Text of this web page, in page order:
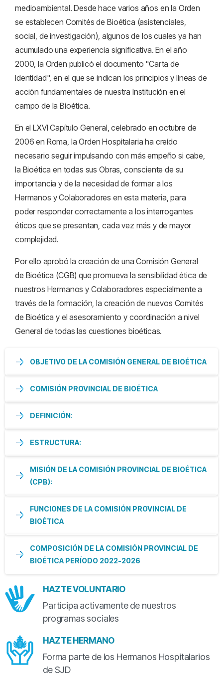
medioambiental. Desde hace varios años en la Orden
se establecen Comités de Bioética (asistenciales,
social, de investigación), algunos de los cuales ya han
acumulado una experiencia significativa. En el año
2000, la Orden publicó el documento "Carta de
Identidad", en el que se indican los principios y líneas de
acción fundamentales de nuestra Institución en el
campo de la Bioética.
En el LXVI Capítulo General, celebrado en octubre de
2006 en Roma, la Orden Hospitalaria ha creído
necesario seguir impulsando con más empeño si cabe,
la Bioética en todas sus Obras, consciente de su
importancia y de la necesidad de formar a los
Hermanos y Colaboradores en esta materia, para
poder responder correctamente a los interrogantes
éticos que se presentan, cada vez más y de mayor
complejidad.
Por ello aprobó la creación de una Comisión General
de Bioética (CGB) que promueva la sensibilidad ética de
nuestros Hermanos y Colaboradores especialmente a
través de la formación, la creación de nuevos Comités
de Bioética y el asesoramiento y coordinación a nivel
General de todas las cuestiones bioéticas.
OBJETIVO DE LA COMISIÓN GENERAL DE BIOÉTICA
COMISIÓN PROVINCIAL DE BIOÉTICA
DEFINICIÓN:
ESTRUCTURA:
MISIÓN DE LA COMISIÓN PROVINCIAL DE BIOÉTICA
(CPB):
FUNCIONES DE LA COMISIÓN PROVINCIAL DE
BIOÉTICA
COMPOSICIÓN DE LA COMISIÓN PROVINCIAL DE
BIOÉTICA PERÍODO 2022-2026
HAZTE VOLUNTARIO
Participa activamente de nuestros
programas sociales
HAZTE HERMANO
Forma parte de los Hermanos Hospitalarios
de SJD